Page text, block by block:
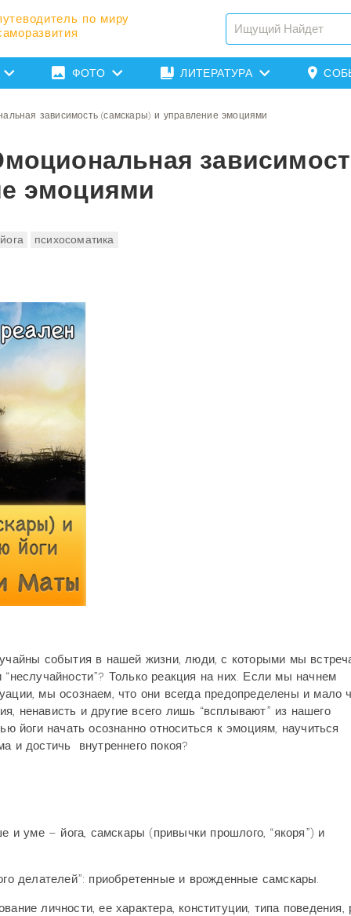
по миру
ФОТО ЛИТЕРАТУРА
зависимость (самскары) и управление эмоциями
эмоциями
йога психосоматика
события в нашей жизни, люди, с которыми мы
Только реакция на них. Если мы начнем
мы осознаем, что они всегда предопределены и мало
ненависть и другие всего лишь “всплывают” из нашего
йоги начать осознанно относиться к эмоциям, научиться
и достичь внутреннего покоя?
уме – йога, самскары (привычки прошлого, “якоря”) и
делателей”: приобретенные и врожденные самскары.
личности, ее характера, конституции, типа поведения,